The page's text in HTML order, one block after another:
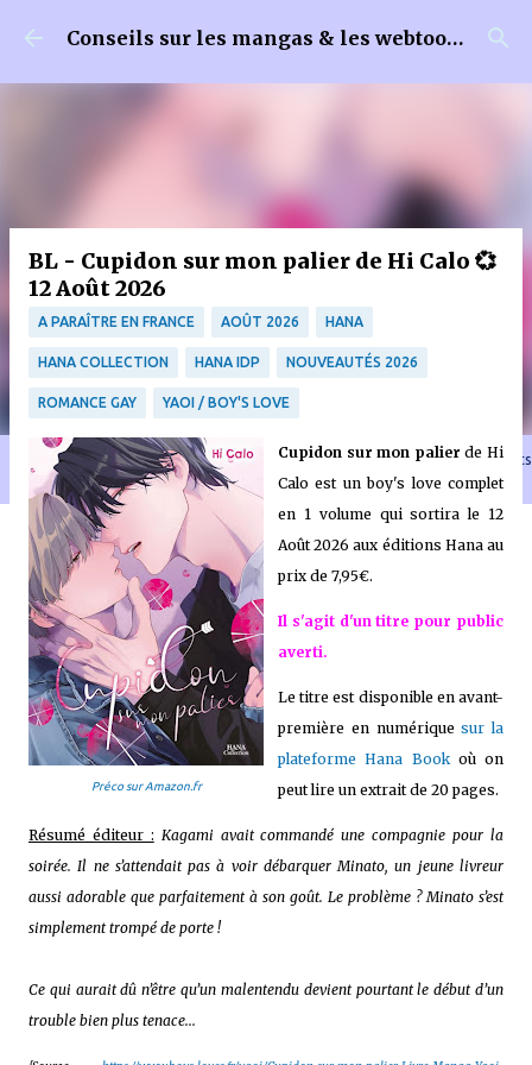
Accéder au contenu principal Conseils sur les mangas & les webtoons
🐈‍⬛ En tant que Partenaire Amazon, je réalise un bénéfice sur les achats
remplissant les conditions requises quand vous achetez sur Amazon.fr
BL - Cupidon sur mon palier de Hi Calo 💞
12 Août 2026
A PARAÎTRE EN FRANCE AOÛT 2026 HANA
HANA COLLECTION HANA IDP NOUVEAUTÉS 2026
ROMANCE GAY YAOI / BOY'S LOVE
Préco sur Amazon.fr
Cupidon sur mon palier de Hi
Calo est un boy's love complet
en 1 volume qui sortira le 12
Août 2026 aux éditions Hana au
prix de 7,95€.
Il s'agit d'un titre pour public
averti.
Le titre est disponible en avant-
première en numériquesur la
plateforme Hana Bookoù on
peut lire un extrait de 20 pages.
Résumé éditeur : Kagami avait commandé une compagnie pour la
soirée. Il ne s’attendait pas à voir débarquer Minato, un jeune livreur
aussi adorable que parfaitement à son goût. Le problème ? Minato s’est
simplement trompé de porte !
Ce qui aurait dû n’être qu’un malentendu devient pourtant le début d’un
trouble bien plus tenace...